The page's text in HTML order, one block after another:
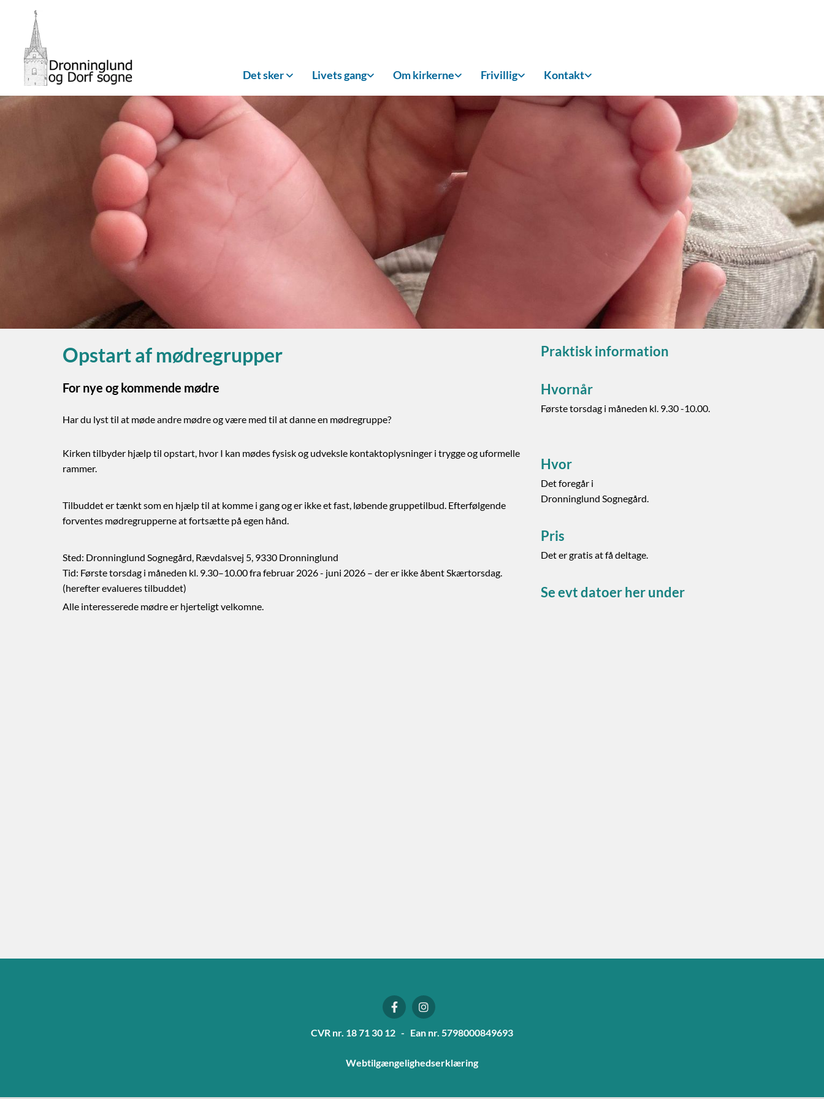
Det sker Livets gang Om kirkerne Frivillig Kontakt
Opstart af mødregrupper
For nye og kommende mødre
Har du lyst til at møde andre mødre og være med til at danne en mødregruppe?
Kirken tilbyder hjælp til opstart, hvor I kan mødes fysisk og udveksle kontaktoplysninger i trygge og uformelle
rammer.
Tilbuddet er tænkt som en hjælp til at komme i gang og er ikke et fast, løbende gruppetilbud. Efterfølgende
forventes mødregrupperne at fortsætte på egen hånd.
Sted: Dronninglund Sognegård, Rævdalsvej 5, 9330 Dronninglund
Tid: Første torsdag i måneden kl. 9.30–10.00 fra februar 2026 - juni 2026 – der er ikke åbent Skærtorsdag.
(herefter evalueres tilbuddet)
Alle interesserede mødre er hjerteligt velkomne.
Praktisk information
Hvornår
Første torsdag i måneden kl. 9.30 -10.00.
Hvor
Det foregår i
Dronninglund Sognegård.
Pris
Det er gratis at få deltage.
Se evt datoer her under
CVR nr. 18 71 30 12 - Ean nr. 5798000849693
Webtilgængelighedserklæring